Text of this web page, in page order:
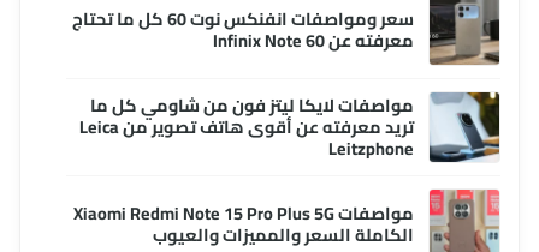
سعر ومواصفات انفنكس نوت 60 كل ما تحتاج
معرفته عن Infinix Note 60
مواصفات لايكا ليتز فون من شاومي كل ما
تريد معرفته عن أقوى هاتف تصوير من Leica
Leitzphone
مواصفات Xiaomi Redmi Note 15 Pro Plus 5G
الكاملة السعر والمميزات والعيوب